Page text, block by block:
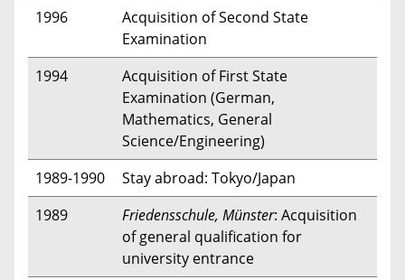
1996
Acquisition of Second State
Examination
1994
Acquisition of First State
Examination (German,
Mathematics, General
Science/Engineering)
1989-1990
Stay abroad: Tokyo/Japan
1989
Friedensschule, Münster: Acquisition
of general qualification for
university entrance